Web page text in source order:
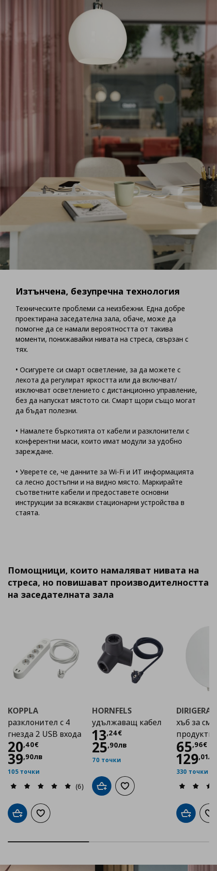
Изтънчена, безупречна технология
Техническите проблеми са неизбежни. Една добре
проектирана заседателна зала, обаче, може да
помогне да се намали вероятността от такива
моменти, понижавайки нивата на стреса, свързан с
тях.
• Осигурете си смарт осветление, за да можете с
лекота да регулират яркостта или да включват/
изключват осветлението с дистанционно управление,
без да напускат мястото си. Смарт щори също могат
да бъдат полезни.
• Намалете бъркотията от кабели и разклонители с
конферентни маси, които имат модули за удобно
зареждане.
• Уверете се, че данните за Wi-Fi и ИТ информацията
са лесно достъпни и на видно място. Маркирайте
съответните кабели и предоставете основни
инструкции за всякакви стационарни устройства в
стаята.
Помощници, които намаляват нивата на
стреса, но повишават производителността
на заседателната зала
KOPPLA
разклонител с 4
гнезда 2 USB входа
20,40€
Цена 20,40 €
39,90лв
105 точки
(6)
Добави в кошницата
Добави към списъка с любими
HORNFELS
удължаващ кабел
13,24€
Цена
25,90лв
70 точки
Добави в кошницата
Добави към списъка с
DIRIGERA
хъб за
продукти
65,96€
Цена
129,01лв
330 точки
Добави